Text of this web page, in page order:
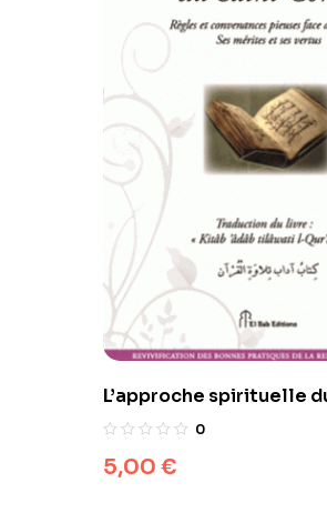
L’approche spirituelle
Coran – Règles et
et ses vertus
0
5,00 €